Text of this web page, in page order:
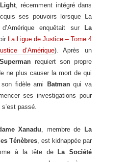
, récemment intégré dans
ses pouvoirs lorsque La
enquêtait sur
La
La Ligue de Justice – Tome 4
d’Amérique). Après un
Superman requiert son propre
ne plus causer la mort de qui
fidèle ami
Batmanqui va
ses investigations pour
passé.
Xanadu , membre de
La
Ténèbres , est kidnappée par
à la tête de
La Société